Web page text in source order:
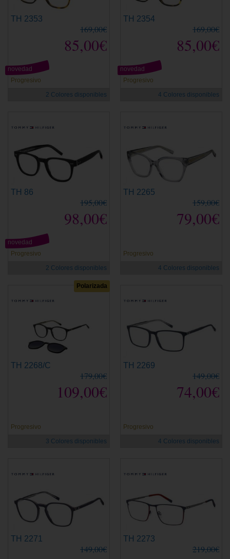
TH 2353
169,00€
85,00€
Progresivo
novedad
2 Colores disponibles
TH 2354
169,00€
85,00€
Progresivo
novedad
4 Colores disponibles
TH 86
195,00€
98,00€
Progresivo
novedad
2 Colores disponibles
TH 2265
159,00€
79,00€
Progresivo
4 Colores disponibles
Polarizada
TH 2268/C
179,00€
109,00€
Progresivo
3 Colores disponibles
TH 2269
149,00€
74,00€
Progresivo
4 Colores disponibles
TH 2271
149,00€
TH 2273
219,00€